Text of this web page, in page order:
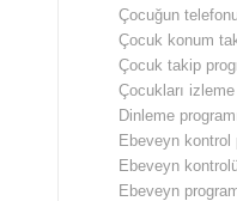
Çocuğun
Çocuk konum
Çocuk takip
Çocukları
Dinleme
Ebeveyn kontrol
Ebeveyn
Ebeveyn